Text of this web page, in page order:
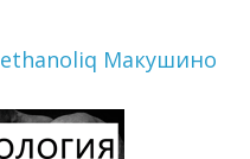
Макушино